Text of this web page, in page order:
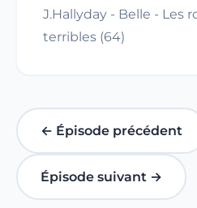
J.Hallyday - Belle - Les
terribles (64)
← Épisode précédent
Épisode suivant →